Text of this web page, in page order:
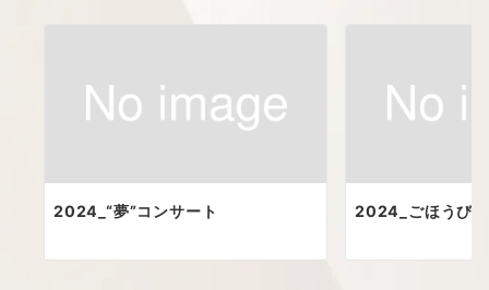
2024_“夢”コンサート 2024_ごほうび